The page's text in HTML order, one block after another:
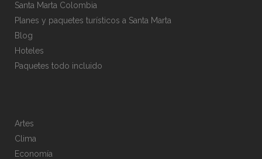
Santa Marta Colombia
Planes y paquetes turísticos a Santa Marta
Blog
Hoteles
Paquetes todo incluido
Artes
Clima
Economía